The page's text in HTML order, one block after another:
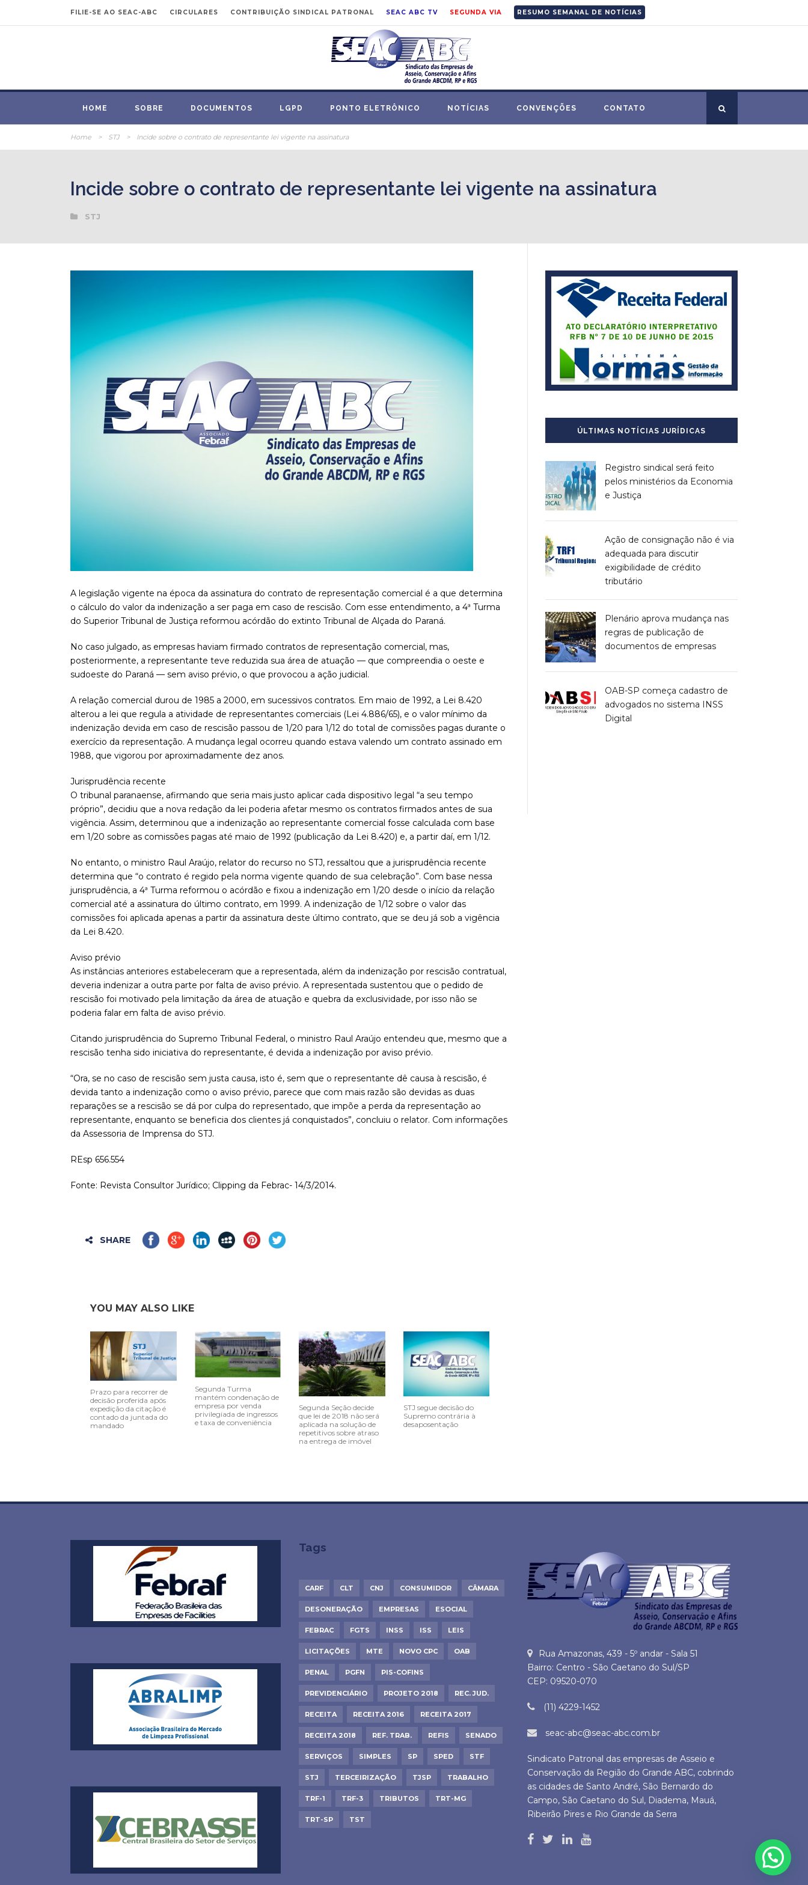
FILIE-SE AO SEAC-ABC CIRCULARES CONTRIBUIÇÃO SINDICAL PATRONAL SEAC ABC TV SEGUNDA VIA RESUMO SEMANAL DE NOTÍCIAS
HOME SOBRE DOCUMENTOS LGPD PONTO ELETRÔNICO NOTÍCIAS CONVENÇÕES CONTATO
Home > STJ > Incide sobre o contrato de representante lei vigente na assinatura
Incide sobre o contrato de representante lei vigente na assinatura
STJ
A legislação vigente na época da assinatura do contrato de representação comercial é a que determina
o cálculo do valor da indenização a ser paga em caso de rescisão. Com esse entendimento, a 4ª Turma
do Superior Tribunal de Justiça reformou acórdão do extinto Tribunal de Alçada do Paraná.
No caso julgado, as empresas haviam firmado contratos de representação comercial, mas,
posteriormente, a representante teve reduzida sua área de atuação — que compreendia o oeste e
sudoeste do Paraná — sem aviso prévio, o que provocou a ação judicial.
A relação comercial durou de 1985 a 2000, em sucessivos contratos. Em maio de 1992, a Lei 8.420
alterou a lei que regula a atividade de representantes comerciais (Lei 4.886/65), e o valor mínimo da
indenização devida em caso de rescisão passou de 1/20 para 1/12 do total de comissões pagas durante o
exercício da representação. A mudança legal ocorreu quando estava valendo um contrato assinado em
1988, que vigorou por aproximadamente dez anos.
Jurisprudência recente
O tribunal paranaense, afirmando que seria mais justo aplicar cada dispositivo legal “a seu tempo
próprio”, decidiu que a nova redação da lei poderia afetar mesmo os contratos firmados antes de sua
vigência. Assim, determinou que a indenização ao representante comercial fosse calculada com base
em 1/20 sobre as comissões pagas até maio de 1992 (publicação da Lei 8.420) e, a partir daí, em 1/12.
No entanto, o ministro Raul Araújo, relator do recurso no STJ, ressaltou que a jurisprudência recente
determina que “o contrato é regido pela norma vigente quando de sua celebração”. Com base nessa
jurisprudência, a 4ª Turma reformou o acórdão e fixou a indenização em 1/20 desde o início da relação
comercial até a assinatura do último contrato, em 1999. A indenização de 1/12 sobre o valor das
comissões foi aplicada apenas a partir da assinatura deste último contrato, que se deu já sob a vigência
da Lei 8.420.
Aviso prévio
As instâncias anteriores estabeleceram que a representada, além da indenização por rescisão contratual,
deveria indenizar a outra parte por falta de aviso prévio. A representada sustentou que o pedido de
rescisão foi motivado pela limitação da área de atuação e quebra da exclusividade, por isso não se
poderia falar em falta de aviso prévio.
Citando jurisprudência do Supremo Tribunal Federal, o ministro Raul Araújo entendeu que, mesmo que a
rescisão tenha sido iniciativa do representante, é devida a indenização por aviso prévio.
“Ora, se no caso de rescisão sem justa causa, isto é, sem que o representante dê causa à rescisão, é
devida tanto a indenização como o aviso prévio, parece que com mais razão são devidas as duas
reparações se a rescisão se dá por culpa do representado, que impõe a perda da representação ao
representante, enquanto se beneficia dos clientes já conquistados”, concluiu o relator. Com informações
da Assessoria de Imprensa do STJ.
REsp 656.554
Fonte: Revista Consultor Jurídico; Clipping da Febrac- 14/3/2014.
SHARE
YOU MAY ALSO LIKE
Prazo para recorrer de
decisão proferida após
expedição da citação é
contado da juntada do
mandado
Segunda Turma
mantém condenação de
empresa por venda
privilegiada de ingressos
e taxa de conveniência
Segunda Seção decide
que lei de 2018 não será
aplicada na solução de
repetitivos sobre atraso
na entrega de imóvel
STJ segue decisão do
Supremo contrária à
desaposentação
ÚLTIMAS NOTÍCIAS JURÍDICAS
Registro sindical será feito
pelos ministérios da Economia
e Justiça
Ação de consignação não é via
adequada para discutir
exigibilidade de crédito
tributário
Plenário aprova mudança nas
regras de publicação de
documentos de empresas
OAB-SP começa cadastro de
advogados no sistema INSS
Digital
Tags
CARF CLT CNJ CONSUMIDOR CÂMARA
DESONERAÇÃO EMPRESAS ESOCIAL
FEBRAC FGTS INSS ISS LEIS
LICITAÇÕES MTE NOVO CPC OAB
PENAL PGFN PIS-COFINS
PREVIDENCIÁRIO PROJETO 2018 REC. JUD.
RECEITA RECEITA 2016 RECEITA 2017
RECEITA 2018 REF. TRAB. REFIS SENADO
SERVIÇOS SIMPLES SP SPED STF
STJ TERCEIRIZAÇÃO TJSP TRABALHO
TRF-1 TRF-3 TRIBUTOS TRT-MG
TRT-SP TST
Rua Amazonas, 439 - 5º andar - Sala 51
Bairro: Centro - São Caetano do Sul/SP
CEP: 09520-070
(11) 4229-1452
seac-abc@seac-abc.com.br
Sindicato Patronal das empresas de Asseio e
Conservação da Região do Grande ABC, cobrindo
as cidades de Santo André, São Bernardo do
Campo, São Caetano do Sul, Diadema, Mauá,
Ribeirão Pires e Rio Grande da Serra